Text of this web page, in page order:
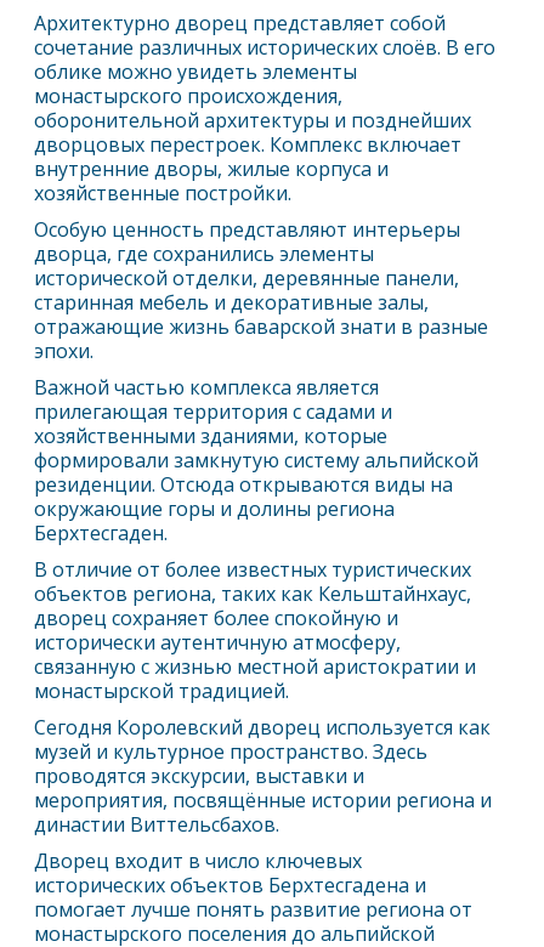
Архитектурно дворец представляет собой
сочетание различных исторических слоёв. В его
облике можно увидеть элементы
монастырского происхождения,
оборонительной архитектуры и позднейших
дворцовых перестроек. Комплекс включает
внутренние дворы, жилые корпуса и
хозяйственные постройки.
Особую ценность представляют интерьеры
дворца, где сохранились элементы
исторической отделки, деревянные панели,
старинная мебель и декоративные залы,
отражающие жизнь баварской знати в разные
эпохи.
Важной частью комплекса является
прилегающая территория с садами и
хозяйственными зданиями, которые
формировали замкнутую систему альпийской
резиденции. Отсюда открываются виды на
окружающие горы и долины региона
Берхтесгаден.
В отличие от более известных туристических
объектов региона, таких как Кельштайнхаус,
дворец сохраняет более спокойную и
исторически аутентичную атмосферу,
связанную с жизнью местной аристократии и
монастырской традицией.
Сегодня Королевский дворец используется как
музей и культурное пространство. Здесь
проводятся экскурсии, выставки и
мероприятия, посвящённые истории региона и
династии Виттельсбахов.
Дворец входит в число ключевых
исторических объектов Берхтесгадена и
помогает лучше понять развитие региона от
монастырского поселения до альпийской